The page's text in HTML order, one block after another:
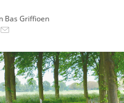
Bas Griffioen